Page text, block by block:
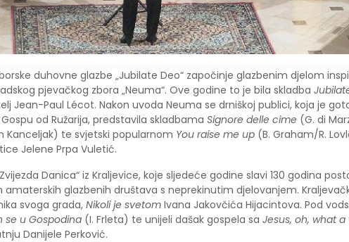
duhovne glazbe „Jubilate Deo“ započinje glazbenim djelom
pjevačkog zbora „Neuma“. Ove godine to je bila skladba
Jean-Paul Lécot. Nakon uvoda Neuma se drniškoj publici, koja je
od Ružarija, predstavila skladbama Signore delle cime (G. di
Kanceljak) te svjetski popularnom You raise me up (B. Graham/R.
Jelene Prpa Vuletić.
Danica“ iz Kraljevice, koje sljedeće godine slavi 130 godina
amaterskih glazbenih društava s neprekinutim djelovanjem.
svoga grada, Nikoli je svetom Ivana Jakovčića Hijacintova. Pod
se u Gospodina (I. Frleta) te unijeli dašak gospela sa Jesus, oh, what
Danijele Perković.